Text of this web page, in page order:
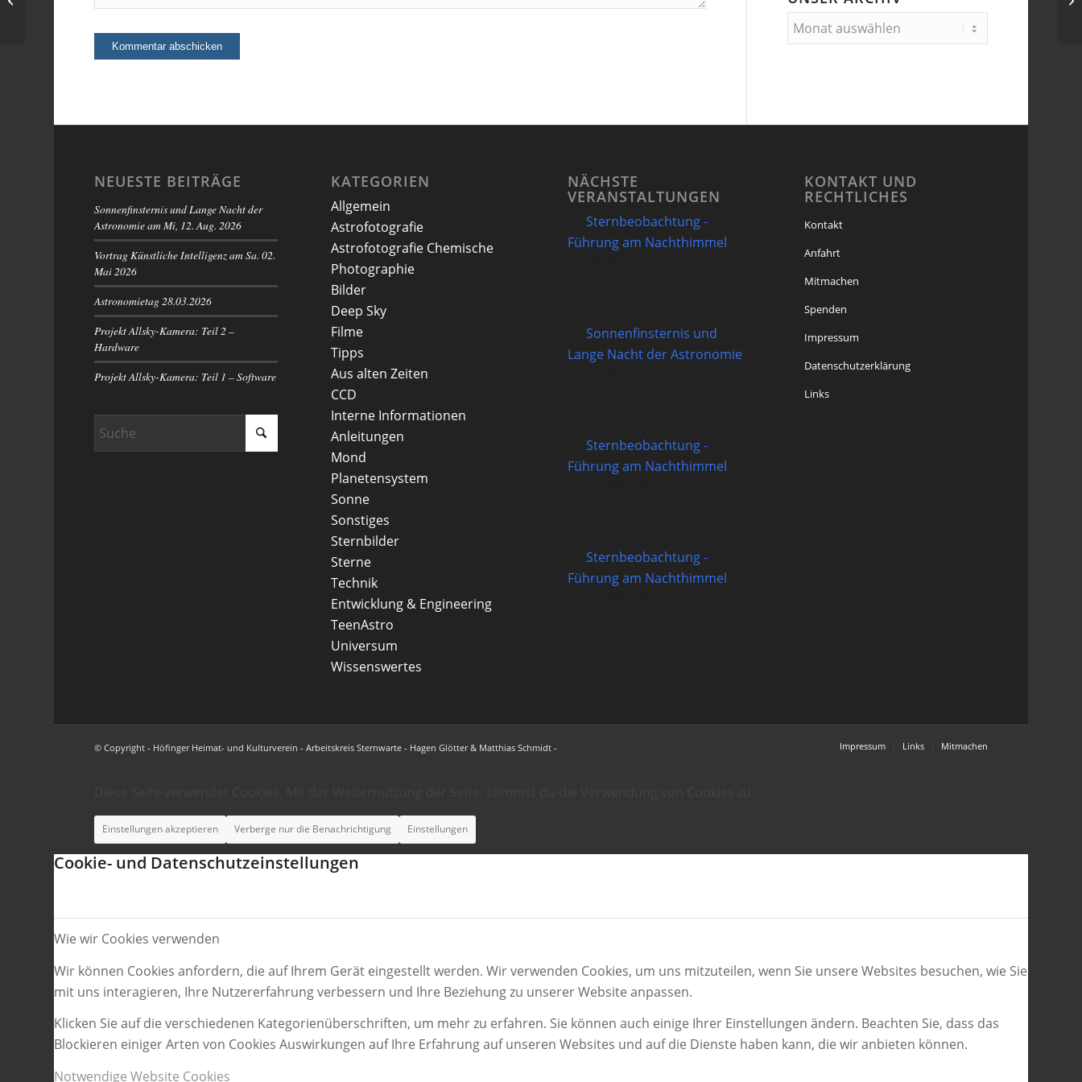
NEUESTE BEITRÄGE
Sonnenfinsternis und Lange Nacht der
Astronomie am Mi, 12. Aug. 2026
Vortrag Künstliche Intelligenz am Sa. 02.
Mai 2026
Astronomietag 28.03.2026
Projekt Allsky-Kamera: Teil 2 –
Hardware
Projekt Allsky-Kamera: Teil 1 – Software
KATEGORIEN
Allgemein
Astrofotografie
Astrofotografie Chemische
Photographie
Bilder
Deep Sky
Filme
Tipps
Aus alten Zeiten
CCD
Interne Informationen
Anleitungen
Mond
Planetensystem
Sonne
Sonstiges
Sternbilder
Sterne
Technik
Entwicklung & Engineering
TeenAstro
Universum
Wissenswertes
NÄCHSTE
VERANSTALTUNGEN
Sternbeobachtung -
Führung am Nachthimmel
Sonnenfinsternis und
Lange Nacht der Astronomie
Sternbeobachtung -
Führung am Nachthimmel
Sternbeobachtung -
Führung am Nachthimmel
KONTAKT UND
RECHTLICHES
Kontakt
Anfahrt
Mitmachen
Spenden
Impressum
Datenschutzerklärung
Links
© Copyright - Höfinger Heimat- und Kulturverein - Arbeitskreis Sternwarte - Hagen Glötter & Matthias Schmidt - Impressum Links Mitmachen
aus denen wir
Einstellungen akzeptieren Verberge nur die Benachrichtigung Einstellungen
Cookie- und Datenschutzeinstellungen
Wie wir Cookies verwenden
Wir können Cookies anfordern, die auf Ihrem Gerät eingestellt werden. Wir verwenden Cookies, um uns mitzuteilen, wenn Sie unsere Websites besuchen, wie Sie
mit uns interagieren, Ihre Nutzererfahrung verbessern und Ihre Beziehung zu unserer Website anpassen.
Klicken Sie auf die verschiedenen Kategorienüberschriften, um mehr zu erfahren. Sie können auch einige Ihrer Einstellungen ändern. Beachten Sie, dass das
Blockieren einiger Arten von Cookies Auswirkungen auf Ihre Erfahrung auf unseren Websites und auf die Dienste haben kann, die wir anbieten können.
Notwendige Website Cookies